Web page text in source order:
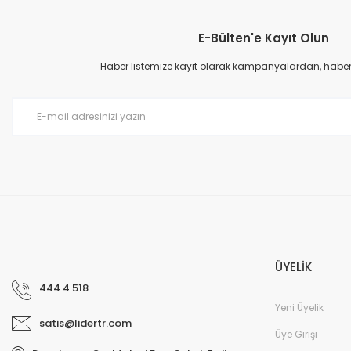
Ürün resmi kalitesiz, bozuk veya görüntülenemiyor.
Ürün açıklamasında eksik bilgiler bulunuyor.
E-Bülten'e Kayıt Olun
Haber listemize kayıt olarak kampanyalardan,
444 4 518
satis@lidertr.com
ÜYELİK
Yeni Üyelik
Üye Girişi